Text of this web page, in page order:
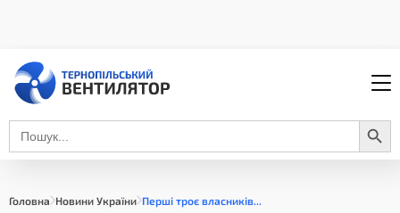
Search
for:
Search Button
Головна Новини України Перші троє власників...